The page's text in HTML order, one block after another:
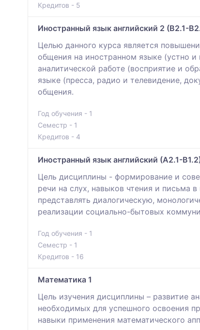
Кредитов - 5
Иностранный язык английский 2 (B2.1-
Целью данного курса является
общения на иностранном языке (устно
аналитической работе (восприятие и
языке (пресса, радио и телевидение,
общения.
Год обучения - 1
Семестр - 1
Кредитов - 4
Иностранный язык английский (А2.1-
Цель дисциплины - формирование и
речи на слух, навыков чтения и письма
представлять диалогическую,
реализации социально-бытовых
Год обучения - 1
Семестр - 1
Кредитов - 16
Математика 1
Цель изучения дисциплины – развитие
необходимых для успешного освоения
навыки применения математического